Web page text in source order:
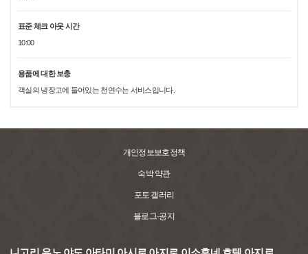
표준 체크 아웃 시간
10:00
용품에 대한 보충
객실의 냉장고에 들어있는 천연수는 서비스입니다.
개인정보보호정책
숙박 약관
포토 갤러리
블로그·공지